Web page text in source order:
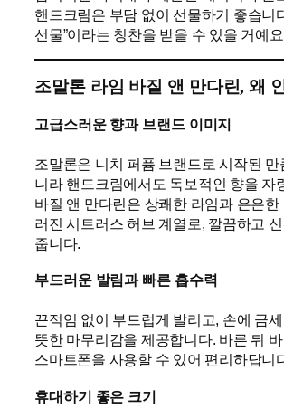
핸드크림은 부담 없이 선물하기 좋습니
선물”이라는 칭찬을 받을 수 있을 거예
조말론 라임 바질 앤 만다린, 왜
고급스러운 향과 브랜드 이미지
조말론은 니치 퍼퓸 브랜드로 시작된 만
니라 핸드크림에서도 독보적인 향을 자
바질 앤 만다린은 상쾌한 라임과 은은한
러진 시트러스 허브 계열로, 깔끔하고
줍니다.
부드러운 발림과 빠른 흡수력
끈적임 없이 부드럽게 발리고, 손에 금
뜻한 마무리감을 제공합니다. 바른 뒤
스마트폰을 사용할 수 있어 편리하답니
휴대하기 좋은 크기